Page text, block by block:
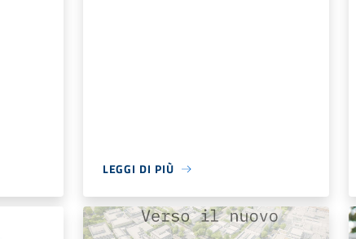
LEGGI DI PIÙ